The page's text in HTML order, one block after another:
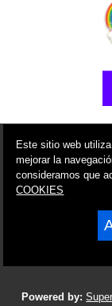
© 2006 - 2026
Síguenos en:
Powered by:
Este sitio web
mejorar la
consideramos que
COOKIES